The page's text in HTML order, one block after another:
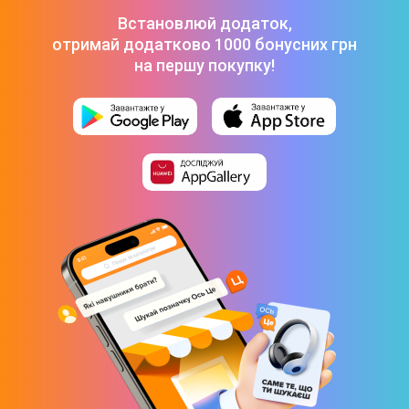
Ігрове кермо з автоматичним поверненням GamePro
RW575PM з педалями та коробкою передач
- 9 999 ₴
Встановлюй додаток,
отримай додатково 1000 бонусних грн
на першу покупку!